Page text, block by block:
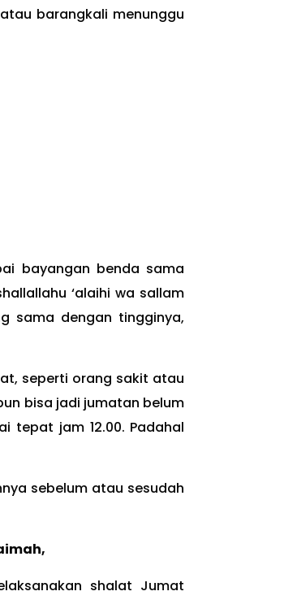
barangkali menunggu
bayangan benda sama
‘alaihi wa sallam
sama dengan tingginya,
seperti orang sakit atau
bisa jadi jumatan belum
tepat jam 12.00. Padahal
sebelum atau sesudah
shalat Jumat